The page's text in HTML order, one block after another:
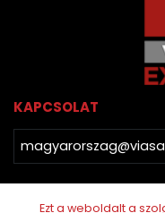
KAPCSOLAT
TÖBBI CSATORNÁNK
Ezt a weboldalt a